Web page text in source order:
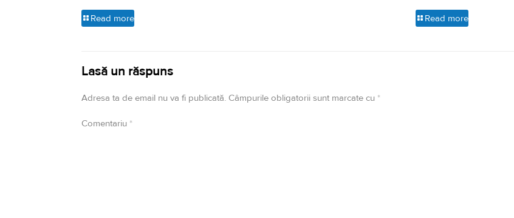
Read more Read more
Lasă un răspuns
Adresa ta de email nu va fi publicată. Câmpurile obligatorii sunt marcate cu *
Comentariu *